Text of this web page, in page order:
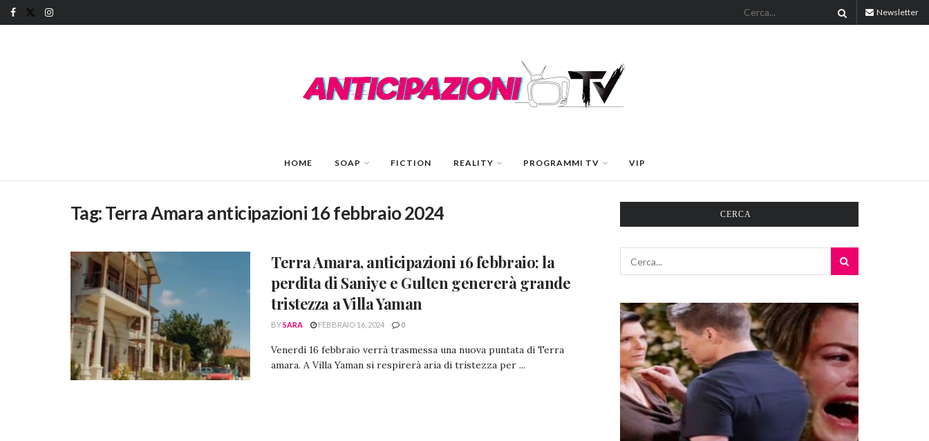
Newsletter
HOME SOAP FICTION REALITY PROGRAMMI TV VIP
Tag:Terra Amara anticipazioni 16 febbraio 2024
Terra Amara, anticipazioni 16 febbraio: la
perdita di Saniye e Gulten genererà grande
tristezza a Villa Yaman
BYSARA FEBBRAIO 16, 2024 0
Venerdì 16 febbraio verrà trasmessa una nuova puntata di Terra
amara. A Villa Yaman si respirerà aria di tristezza per ...
CERCA